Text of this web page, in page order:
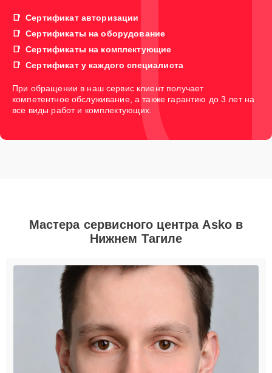
Сертификат авторизации
Сертификаты на оборудование
Сертификаты на комплектующие
Сертификат у каждого специалиста
При обращении в наш сервис клиент получает
компетентное обслуживание, а также гарантию до 3 лет на
все виды работ и комплектующих.
Мастера сервисного центра Asko в
Нижнем Тагиле